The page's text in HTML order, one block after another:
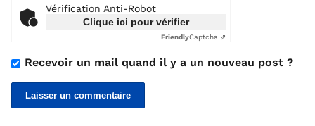
Vérification Anti-Robot
Clique ici pour vérifier
FriendlyCaptcha ⇗
Recevoir un mail quand il y a un nouveau post ?